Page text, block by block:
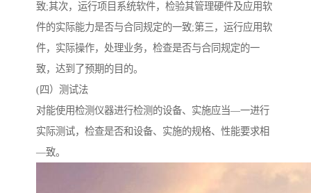
致;其次，运行项目系统软件，检验其管理硬件及应用软
件的实际能力是否与合同规定的一致;第三，运行应用软
件，实际操作，处理业务，检查是否与合同规定的一
致，达到了预期的目的。
(四）测试法
对能使用检测仪器进行检测的设备、实施应当—一进行
实际测试，检查是否和设备、实施的规格、性能要求相
—致。